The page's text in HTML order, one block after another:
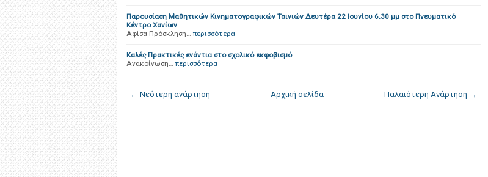
Παρουσίαση Μαθητικών Κινηματογραφικών Ταινιών Δευτέρα 22 Ιουνίου 6.30 μμ στο Πνευματικό
Κέντρο Χανίων
Αφίσα Πρόσκληση… περισσότερα
Καλές Πρακτικές ενάντια στο σχολικό εκφοβισμό
Ανακοίνωση… περισσότερα
← Νεότερη ανάρτηση Παλαιότερη Ανάρτηση →
Αρχική σελίδα